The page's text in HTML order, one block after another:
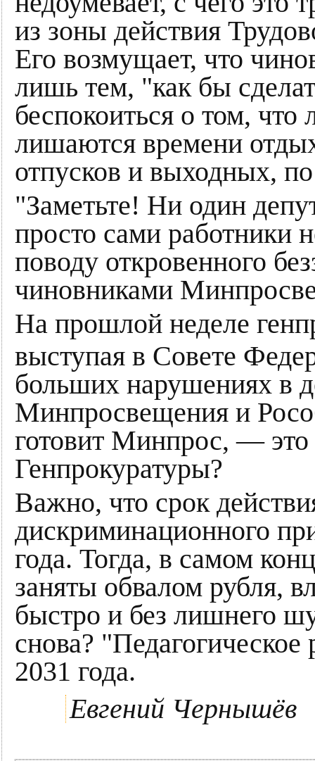
из зоны действия
Его возмущает, что
лишь тем, "как бы
беспокоиться о том,
лишаются времени
отпусков и выходных,
"Заметьте! Ни один
просто сами работники
поводу откровенного
чиновниками
На прошлой неделе
выступая в Совете
больших нарушениях в
Минпросвещения и
готовит Минпрос, — это
Генпрокуратуры?
Важно, что срок
дискриминационного
года. Тогда, в самом
заняты обвалом рубля,
быстро и без лишнего
снова? "Педагогическое
2031 года.
Евгений Чернышёв